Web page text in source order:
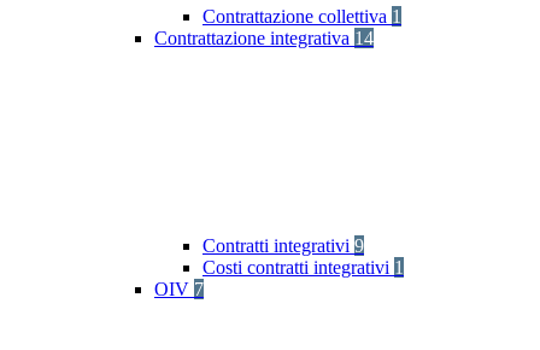
Contrattazione collettiva 1
Contrattazione integrativa 14
Contratti integrativi 9
Costi contratti integrativi 1
OIV 7